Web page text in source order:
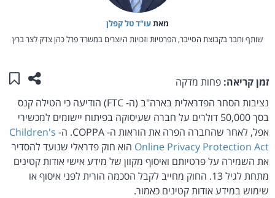
מאת‏עו"ד טל קפלן
שותף וחבר בקבוצת הסייבר, הפרטיות וזכויות היוצרים במשרד פרל כהן צדק לצר ברץ
זמן קריאה: פחות מדקה שתפו
נציבות הסחר הפדראלית בארה"ב (ה- FTC) הודיעה כי הטילה קנס
בסך 50,000 דולרים על חברה שעיסוקה בפיתוח יישומים למכשירי
אפל, לאחר שהחברה הפרה את הוראות ה- COPPA. ה-
Children's
Online Privacy Protection Act הוא חוק פדראלי שנועד להסדיר
את השמירה על פרטיותם ואיסוף מקוון של מידע אישי אודות קטינים
מתחת לגיל 13. החוק מחייב לקבל הסכמה הורית לפני איסוף או
שימוש במידע אודות קטינים כאמור.